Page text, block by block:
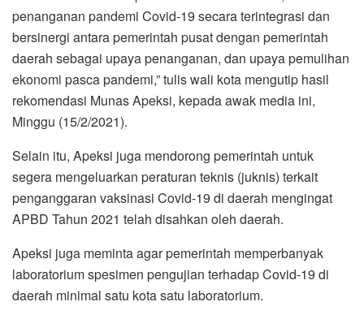
penanganan pandemi Covid-19 secara terintegrasi dan
bersinergi antara pemerintah pusat dengan pemerintah
daerah sebagai upaya penanganan, dan upaya pemulihan
ekonomi pasca pandemi,” tulis wali kota mengutip hasil
rekomendasi Munas Apeksi, kepada awak media ini,
Minggu (15/2/2021).
Selain itu, Apeksi juga mendorong pemerintah untuk
segera mengeluarkan peraturan teknis (juknis) terkait
penganggaran vaksinasi Covid-19 di daerah mengingat
APBD Tahun 2021 telah disahkan oleh daerah.
Apeksi juga meminta agar pemerintah memperbanyak
laboratorium spesimen pengujian terhadap Covid-19 di
daerah minimal satu kota satu laboratorium.